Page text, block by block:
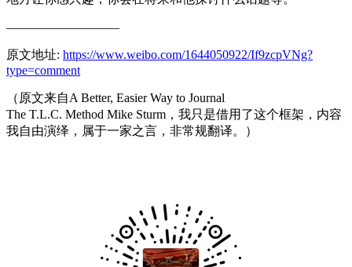
—————————
原文地址: https://www.weibo.com/1644050922/If9zcpVNg?
type=comment
（原文来自A Better, Easier Way to Journal
The T.L.C. Method Mike Sturm，我只是借用了这个框架，内容
我自由演绎，属于一家之言，非常规翻译。）